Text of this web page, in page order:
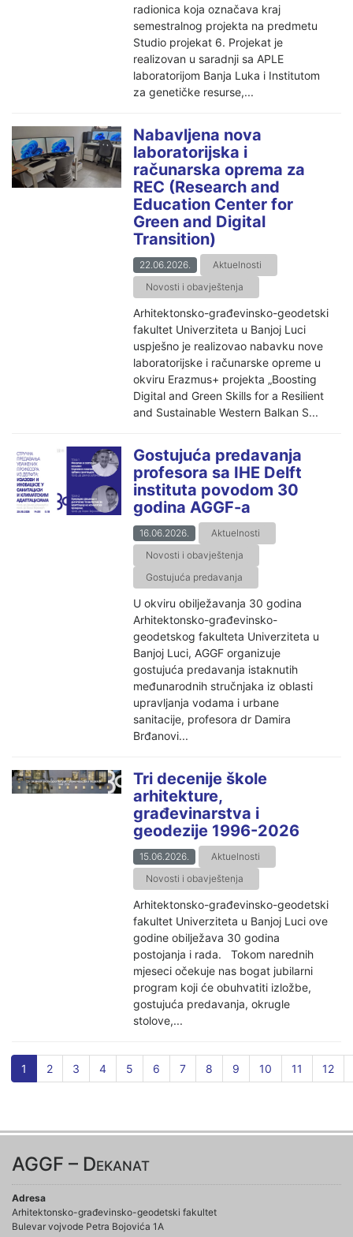
radionica koja označava kraj
semestralnog projekta na predmetu
Studio projekat 6. Projekat je
realizovan u saradnji sa APLE
laboratorijom Banja Luka i Institutom
za genetičke resurse,...
Nabavljena nova
laboratorijska i
računarska oprema za
REC (Research and
Education Center for
Green and Digital
Transition)
22.06.2026.
Aktuelnosti
Novosti i obavještenja
Arhitektonsko-građevinsko-geodetski
fakultet Univerziteta u Banjoj Luci
uspješno je realizovao nabavku nove
laboratorijske i računarske opreme u
okviru Erazmus+ projekta „Boosting
Digital and Green Skills for a Resilient
and Sustainable Western Balkan S...
Gostujuća predavanja
profesora sa IHE Delft
instituta povodom 30
godina AGGF-a
16.06.2026.
Aktuelnosti
Novosti i obavještenja
Gostujuća predavanja
U okviru obilježavanja 30 godina
Arhitektonsko-građevinsko-
geodetskog fakulteta Univerziteta u
Banjoj Luci, AGGF organizuje
gostujuća predavanja istaknutih
međunarodnih stručnjaka iz oblasti
upravljanja vodama i urbane
sanitacije, profesora dr Damira
Brđanovi...
Tri decenije škole
arhitekture,
građevinarstva i
geodezije 1996-2026
15.06.2026.
Aktuelnosti
Novosti i obavještenja
Arhitektonsko-građevinsko-geodetski
fakultet Univerziteta u Banjoj Luci ove
godine obilježava 30 godina
postojanja i rada. Tokom narednih
mjeseci očekuje nas bogat jubilarni
program koji će obuhvatiti izložbe,
gostujuća predavanja, okrugle
stolove,...
1 2 3 4 5 6 7 8 9 10 11 12
AGGF – Dekanat
Adresa
Arhitektonsko-građevinsko-geodetski fakultet
Bulevar vojvode Petra Bojovića 1A